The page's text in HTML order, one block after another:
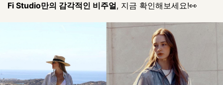
Fi Studio만의 감각적인 비주얼, 지금 확인해보세요!👀